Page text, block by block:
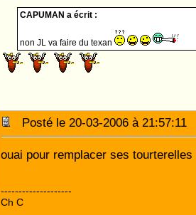
CAPUMAN a écrit :
non JL va faire du texan
Posté le 20-03-2006 à
ouai pour remplacer ses tourterelles
--------------------
Ch C